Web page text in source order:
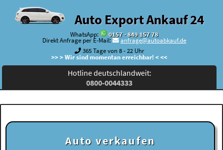
Auto Export Ankauf 24
WhatsApp:
0157 - 849 157 78
Direkt Anfrage per E-Mail:
anfrage@autoabkauf.de
365 Tage von 8 - 22 Uhr
>> > Wir sind momentan erreichbar! < <<
Hotline deutschlandweit:
0800-0044333
Auto verkaufen